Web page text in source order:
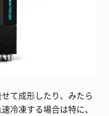
て成形したり、みたら
冷凍する場合は特に、